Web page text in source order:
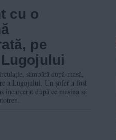
cu o
pe
sâmbătă după-masă,
a Lugojului. Un șofer a fost
încarcerat după ce mașina sa